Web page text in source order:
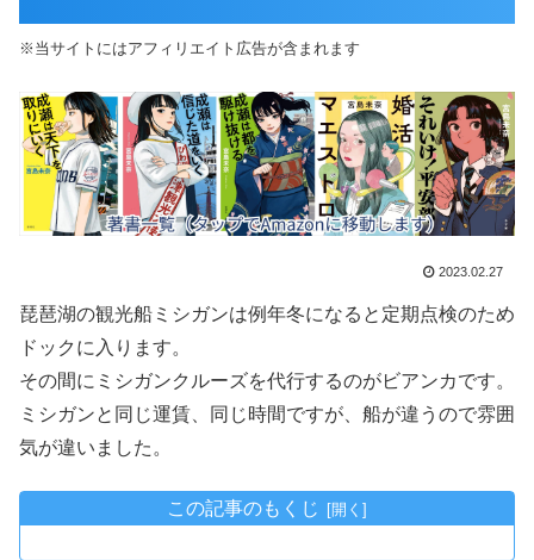
※当サイトにはアフィリエイト広告が含まれます
2023.02.27
琵琶湖の観光船ミシガンは例年冬になると定期点検のため
ドックに入ります。
その間にミシガンクルーズを代行するのがビアンカです。
ミシガンと同じ運賃、同じ時間ですが、船が違うので雰囲
気が違いました。
この記事のもくじ